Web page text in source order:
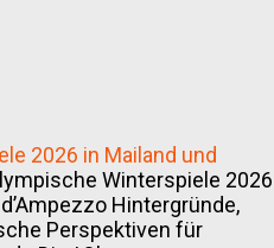
2026 in Mailand und
Winterspiele 2026
Hintergründe,
Perspektiven für